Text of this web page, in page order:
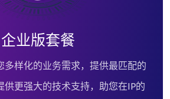
企业版套餐
多样化的业务需求，提供最匹配的
供更强大的技术支持，助您在IP的